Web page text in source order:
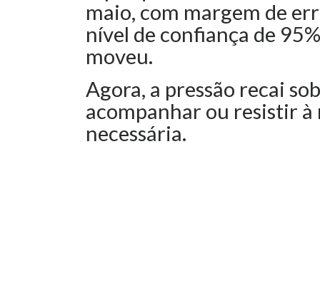
maio, com margem de
nível de confiança de
moveu.
Agora, a pressão recai
acompanhar ou resistir à
necessária.